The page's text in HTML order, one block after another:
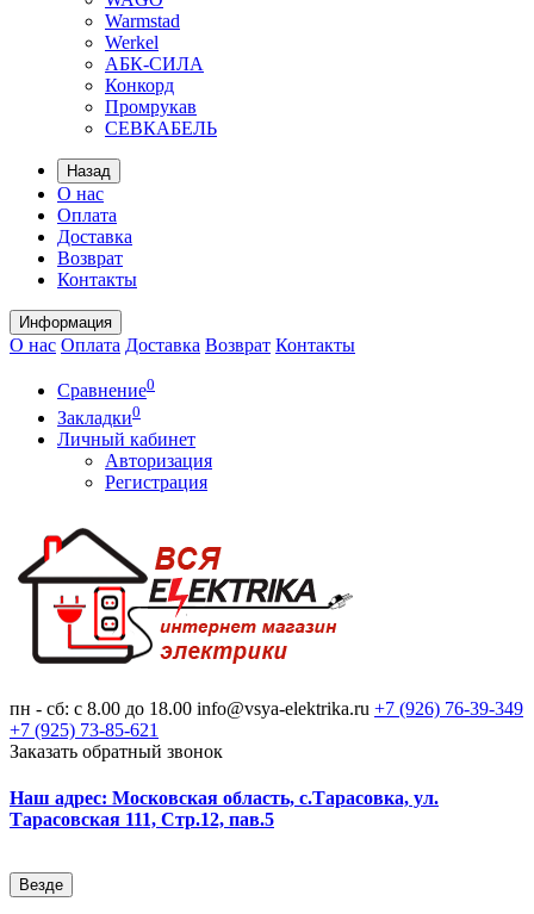
Warmstad
Werkel
АБК-СИЛА
Конкорд
Промрукав
СЕВКАБЕЛЬ
Назад
О нас
Оплата
Доставка
Возврат
Контакты
Информация
О нас Оплата Доставка Возврат Контакты
Сравнение0
Закладки0
Личный кабинет
Авторизация
Регистрация
пн - сб: с 8.00 до 18.00 info@vsya-elektrika.ru +7 (926) 76-39-349
+7 (925) 73-85-621
Заказать обратный звонок
Наш адрес: Московская область, с.Тарасовка, ул.
Тарасовская 111, Стр.12, пав.5
Везде